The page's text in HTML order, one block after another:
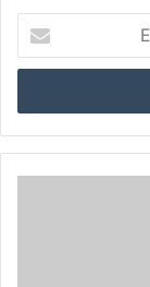
your
Email